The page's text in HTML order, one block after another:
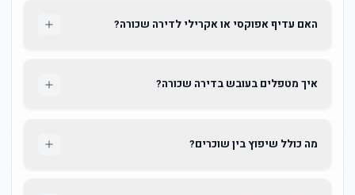
האם עדיף אפוקסי או אקרילי לדירה שכורה?
איך מטפלים בעובש בדירה שכורה?
מה כולל שיפוץ בין שוכרים?